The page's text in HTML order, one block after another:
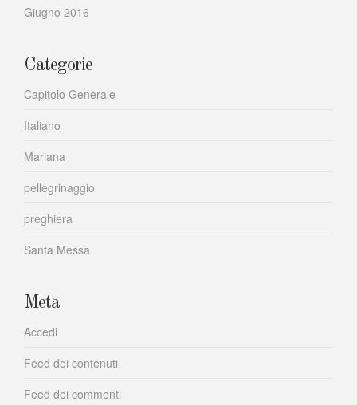
Giugno 2016
Categorie
Capitolo Generale
Italiano
Mariana
pellegrinaggio
preghiera
Santa Messa
Meta
Accedi
Feed dei contenuti
Feed dei commenti